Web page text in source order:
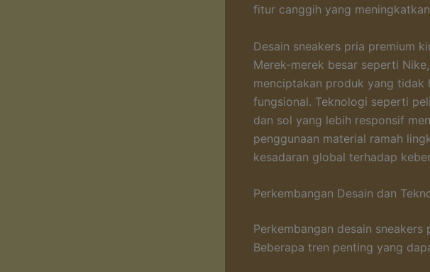
fitur canggih yang
Desain sneakers pria premium
Merek-merek besar seperti
menciptakan produk yang tidak
fungsional. Teknologi seperti
dan sol yang lebih responsif
penggunaan material ramah
kesadaran global terhadap
Perkembangan Desain dan
Perkembangan desain
Beberapa tren penting yang